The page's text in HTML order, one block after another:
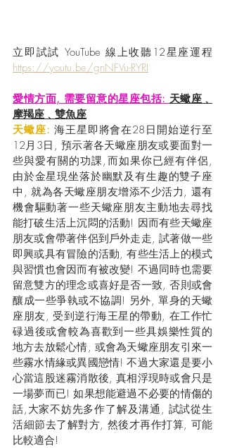
https://youtu.be/gnNFVu-RYRI
愛情方面, 需要留意的星座包括: 天蠍座﹑
摩羯座﹑雙魚座
天蠍座: 海王星即將會在28日開始逆行至
12月3日, 預示著各天蠍座朋友或要面對一
些與愛有關的功課,而如果你已經有伴侶,
由於金星現坐落於幽默及有生趣的雙子座
中, 就為各天蠍座朋友增添不少活力, 還有
機會驅動著一些天蠍座朋友主動地去尋找
能打破生活上沉悶的活動! 因而有些天蠍座
朋友或會帶著伴侶到戶外走走, 試著做一些
即興或具有冒險的活動, 有些生活上的模式
與習慣也會因而有被改變! 不過同時也需要
留意雙方的理念或喜好是否一致, 否則或會
釀成一些爭執或不協調! 另外, 單身的天蠍
座朋友, 受到逆行海王星的帶動, 在工作忙
碌過後或會較為喜歡到一些具娛樂性質的
地方去放鬆心情, 或會為天蠍座朋友引來一
些霧水情緣或異國戀情! 不過大家還是要小
心當這股迷霧消散後, 真相浮現時或會只是
一場夢而已! 如果想能避過不必要的情傷的
話,大家不妨先多作了解及溝通, 試試從生
活細節去了解對方, 然後才再作打算, 可能
比較適合!